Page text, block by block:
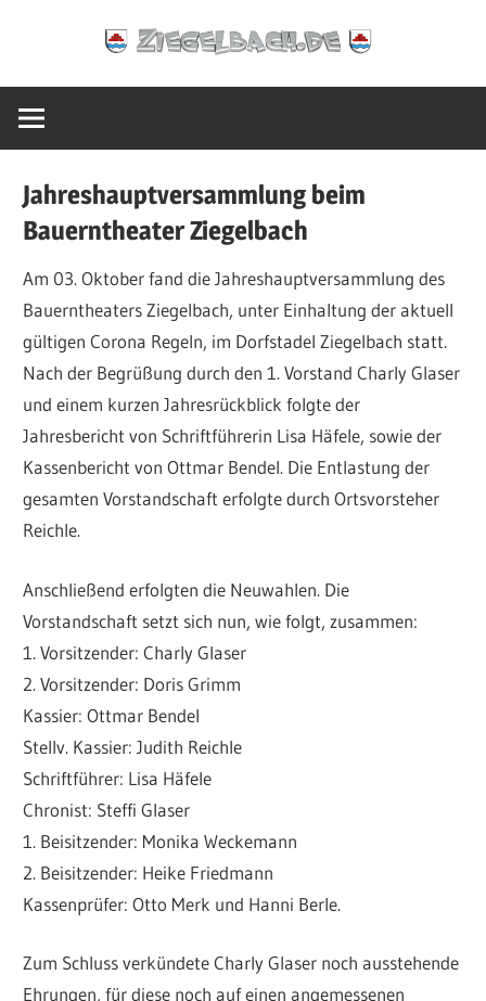
Ziegelbach.de
Jahreshauptversammlung beim
Bauerntheater Ziegelbach
Am 03. Oktober fand die Jahreshauptversammlung des
Bauerntheaters Ziegelbach, unter Einhaltung der aktuell
gültigen Corona Regeln, im Dorfstadel Ziegelbach statt.
Nach der Begrüßung durch den 1. Vorstand Charly Glaser
und einem kurzen Jahresrückblick folgte der
Jahresbericht von Schriftführerin Lisa Häfele, sowie der
Kassenbericht von Ottmar Bendel. Die Entlastung der
gesamten Vorstandschaft erfolgte durch Ortsvorsteher
Reichle.
Anschließend erfolgten die Neuwahlen. Die
Vorstandschaft setzt sich nun, wie folgt, zusammen:
1. Vorsitzender: Charly Glaser
2. Vorsitzender: Doris Grimm
Kassier: Ottmar Bendel
Stellv. Kassier: Judith Reichle
Schriftführer: Lisa Häfele
Chronist: Steffi Glaser
1. Beisitzender: Monika Weckemann
2. Beisitzender: Heike Friedmann
Kassenprüfer: Otto Merk und Hanni Berle.
Zum Schluss verkündete Charly Glaser noch ausstehende
Ehrungen, für diese noch auf einen angemessenen